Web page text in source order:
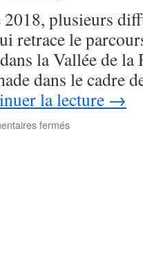
2018, plusieurs
retrace le
la Vallée de la
dans le cadre
la lecture →
ferméssur